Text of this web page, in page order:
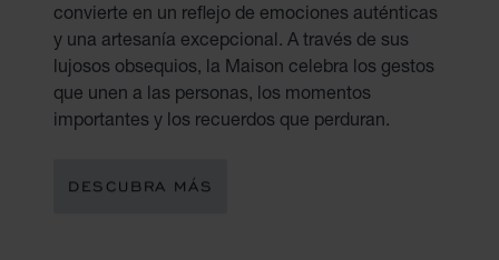
convierte en un reflejo de emociones auténticas
y una artesanía excepcional. A través de sus
lujosos obsequios, la Maison celebra los gestos
que unen a las personas, los momentos
importantes y los recuerdos que perduran.
DESCUBRA MÁS